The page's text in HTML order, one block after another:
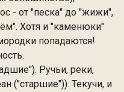
- от "песка" до "жижи",
Хотя и "каменюки"
попадаются!
Ручьи, реки,
("старшие")). Текучи, и